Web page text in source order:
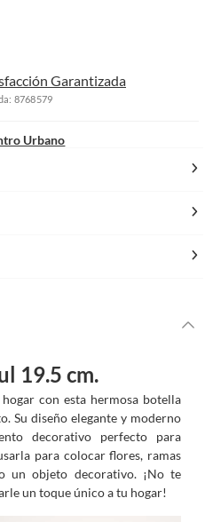
Garantizada
8768579
Urbano
19.5 cm.
con esta hermosa botella
Su diseño elegante y moderno
decorativo perfecto para
para colocar flores, ramas
un objeto decorativo. ¡No te
un toque único a tu hogar!